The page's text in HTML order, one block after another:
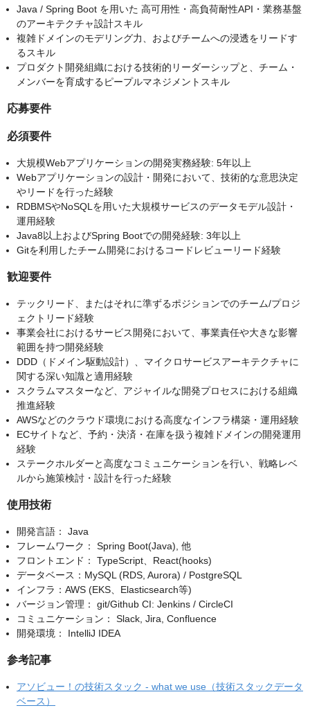
Java / Spring Boot を用いた 高可用性・高負荷耐性API・業務基盤
のアーキテクチャ設計スキル
複雑ドメインのモデリング力、およびチームへの浸透をリードす
るスキル
プロダクト開発組織における技術的リーダーシップと、チーム・
メンバーを育成するピープルマネジメントスキル
応募要件
必須要件
大規模Webアプリケーションの開発実務経験: 5年以上
Webアプリケーションの設計・開発において、技術的な意思決定
やリードを行った経験
RDBMSやNoSQLを用いた大規模サービスのデータモデル設計・
運用経験
Java8以上およびSpring Bootでの開発経験: 3年以上
Gitを利用したチーム開発におけるコードレビューリード経験
歓迎要件
テックリード、またはそれに準ずるポジションでのチーム/プロジ
ェクトリード経験
事業会社におけるサービス開発において、事業責任や大きな影響
範囲を持つ開発経験
DDD（ドメイン駆動設計）、マイクロサービスアーキテクチャに
関する深い知識と適用経験
スクラムマスターなど、アジャイルな開発プロセスにおける組織
推進経験
AWSなどのクラウド環境における高度なインフラ構築・運用経験
ECサイトなど、予約・決済・在庫を扱う複雑ドメインの開発運用
経験
ステークホルダーと高度なコミュニケーションを行い、戦略レベ
ルから施策検討・設計を行った経験
使用技術
開発言語： Java
フレームワーク： Spring Boot(Java), 他
フロントエンド： TypeScript、React(hooks)
データベース：MySQL (RDS, Aurora) / PostgreSQL
インフラ：AWS (EKS、Elasticsearch等)
バージョン管理： git/Github CI: Jenkins / CircleCI
コミュニケーション： Slack, Jira, Confluence
開発環境： IntelliJ IDEA
参考記事
アソビュー！の技術スタック - what we use（技術スタックデータ
ベース）